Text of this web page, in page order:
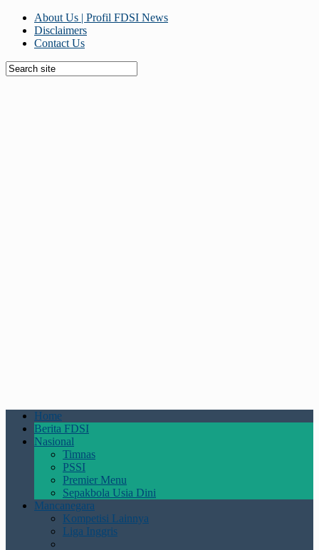
About Us | Profil FDSI News
Disclaimers
Contact Us
Home
Berita FDSI
Nasional
Timnas
PSSI
Premier Menu
Sepakbola Usia Dini
Mancanegara
Kompetisi Lainnya
Liga Inggris